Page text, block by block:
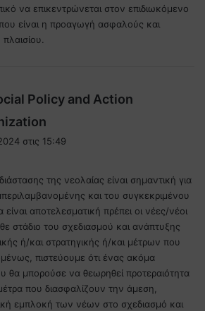
να επικεντρώνεται στον επιδιωκόμενο
είναι η προαγωγή ασφαλούς και
πλαισίου.
Policy and Action
έ
:
στις 15:49
της νεολαίας είναι σημαντική για
και του συγκεκριμένου
είναι αποτελεσματική πρέπει οι νέες/νέοι
στάδιο του σχεδιασμού και ανάπτυξης
ή/και στρατηγικής ή/και μέτρων που
πιστεύουμε ότι ένας ακόμα
θα μπορούσε να θεωρηθεί προτεραιότητα
που διασφαλίζουν την άμεση,
εμπλοκή των νέων στο σχεδιασμό και